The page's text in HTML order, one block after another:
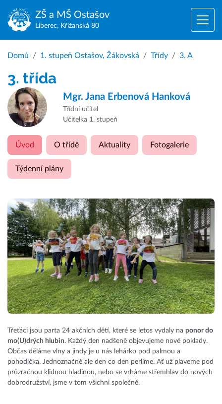
ZŠ a MŠ Ostašov
Liberec, Křižanská 80
Domů 1. stupeň Ostašov, Žákovská Třídy 3. A
3. třída
Mgr. Jana Erbenová Hanková
Třídní učitel
Učitelka 1. stupeň
Úvod O třídě Aktuality Fotogalerie
Týdenní plány
Třeťáci jsou parta 24 akčních dětí, které se letos vydaly na ponor do
mo(U)drých hlubin. Každý den nadšeně objevujeme nové poklady.
Občas děláme vlny a jindy je u nás lehárko pod palmou a
pohodička. Jednoznačně ale den co den perlíme. Ať už plaveme pod
průzračnou klidnou hladinou, nebo se vrháme střemhlav do nových
dobrodružství, jsme v tom všichni společně.